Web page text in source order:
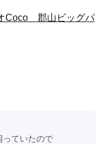
Coco 郡山ビッグパ
っていたので